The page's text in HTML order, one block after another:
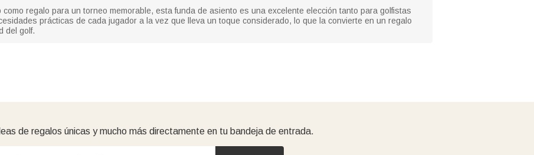
regalo para un torneo memorable, esta funda de asiento es una excelente elección tanto para golfistas
prácticas de cada jugador a la vez que lleva un toque considerado, lo que la convierte en un regalo
del golf.
de regalos únicas y mucho más directamente en tu bandeja de entrada.